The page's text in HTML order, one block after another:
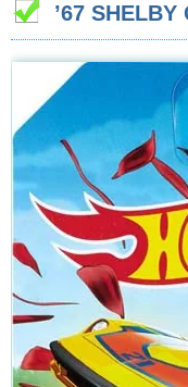
’67 SHELBY